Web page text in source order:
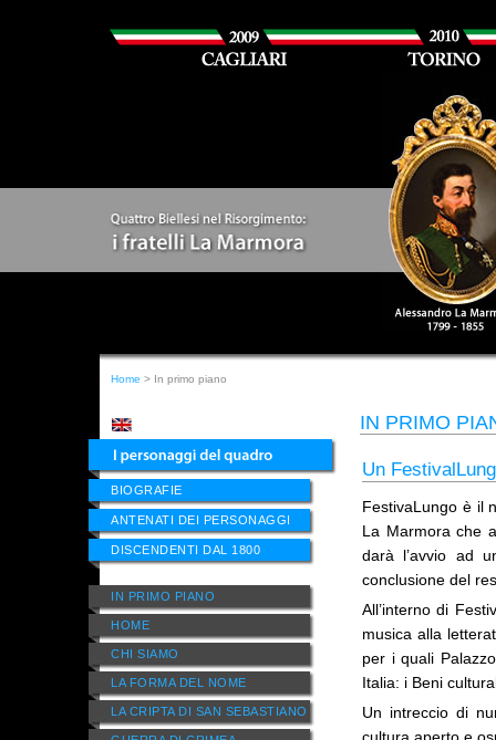
Home > In primo piano
BIOGRAFIE
ANTENATI DEI PERSONAGGI
DISCENDENTI DAL 1800
IN PRIMO PIANO
HOME
CHI SIAMO
LA FORMA DEL NOME
LA CRIPTA DI SAN SEBASTIANO
IN PRIMO
Un
FestivaLungo è il
La Marmora che
darà l’avvio ad
conclusione del
All’interno di
musica alla
per i quali
Italia: i Beni
Un intreccio di